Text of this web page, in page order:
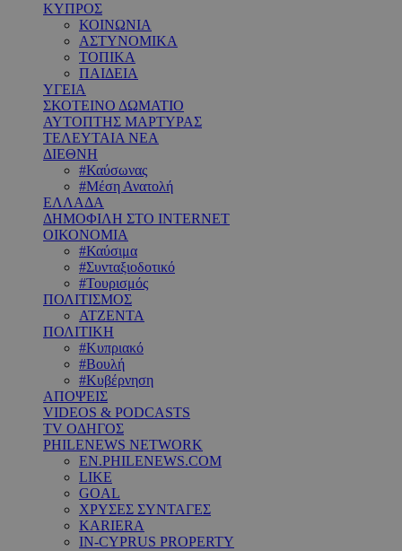
ΚΥΠΡΟΣ
ΚΟΙΝΩΝΙΑ
ΑΣΤΥΝΟΜΙΚΑ
ΤΟΠΙΚΑ
ΠΑΙΔΕΙΑ
ΥΓΕΙΑ
ΣΚΟΤΕΙΝΟ ΔΩΜΑΤΙΟ
ΑΥΤΟΠΤΗΣ ΜΑΡΤΥΡΑΣ
ΤΕΛΕΥΤΑΙΑ ΝΕΑ
ΔΙΕΘΝΗ
#Καύσωνας
#Μέση Ανατολή
ΕΛΛΑΔΑ
ΔΗΜΟΦΙΛΗ ΣΤΟ INTERNET
ΟΙΚΟΝΟΜΙΑ
#Καύσιμα
#Συνταξιοδοτικό
#Τουρισμός
ΠΟΛΙΤΙΣΜΟΣ
ΑΤΖΕΝΤΑ
ΠΟΛΙΤΙΚΗ
#Κυπριακό
#Βουλή
#Κυβέρνηση
ΑΠΟΨΕΙΣ
VIDEOS & PODCASTS
TV ΟΔΗΓΟΣ
PHILENEWS NETWORK
EN.PHILENEWS.COM
LIKE
GOAL
ΧΡΥΣΕΣ ΣΥΝΤΑΓΕΣ
KARIERA
IN-CYPRUS PROPERTY